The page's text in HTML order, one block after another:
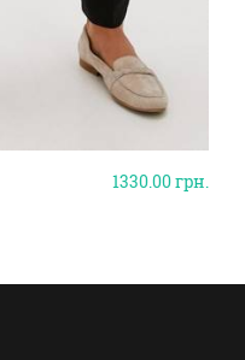
1330.00грн.